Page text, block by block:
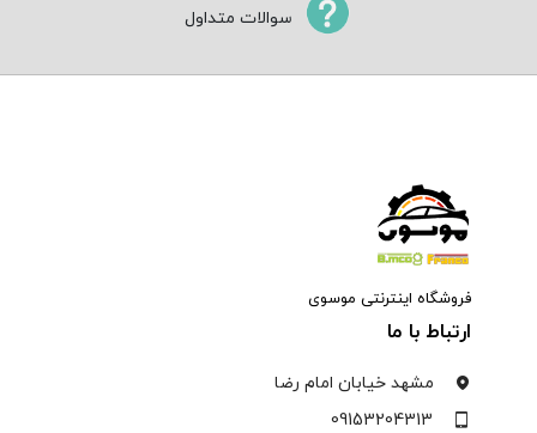
سوالات متداول
فروشگاه اینترنتی موسوی
ارتباط با ما
مشهد خیابان امام رضا
09153204313